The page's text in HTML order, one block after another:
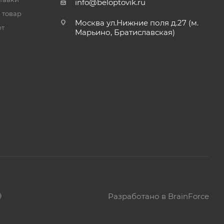
товар
info@beloptovik.ru
Москва ул.Нижние поля д.27 (м.
Марьино, Братиславская)
Разработано в BrainForce